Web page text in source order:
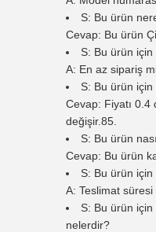
S: Bu ürün
Cevap: Bu ürün
S: Bu ürün
A: En az sipariş
S: Bu ürün için
Cevap: Fiyatı
değişir.85.
S: Bu ürün
Cevap: Bu ürün
S: Bu ürün
A: Teslimat süresi
S: Bu ürün
nelerdir?